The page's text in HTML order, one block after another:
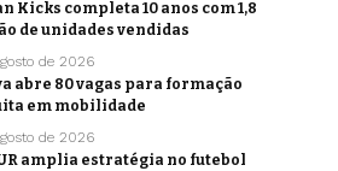
Kicks completa 10 anos com 1,8
de unidades vendidas
de 2026
abre 80 vagas para formação
em mobilidade
de 2026
amplia estratégia no futebol